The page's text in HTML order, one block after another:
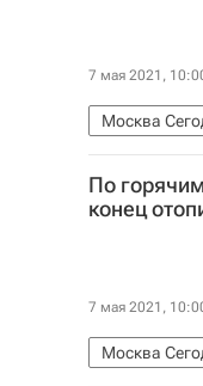
7 мая 2021,
Москва
Городское
Полезное –
По
конец
7 мая 2021,
Москва